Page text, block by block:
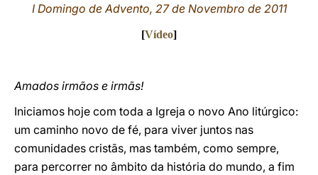
I Domingo de Advento, 27 de Novembro de 2011
[Vídeo]
Amados irmãos e irmãs!
Iniciamos hoje com toda a Igreja o novo Ano litúrgico:
um caminho novo de fé, para viver juntos nas
comunidades cristãs, mas também, como sempre,
para percorrer no âmbito da história do mundo, a fim